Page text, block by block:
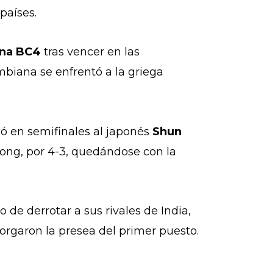
BC4 tras vencer en las
se enfrentó a la griega
en semifinales al japonés Shun
por 4-3, quedándose con la
de derrotar a sus rivales de India,
la presea del primer puesto.